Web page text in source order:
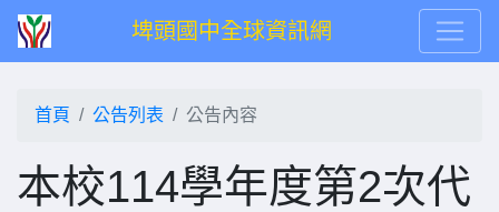
埤頭國中全球資訊網
首頁 公告列表 公告內容
本校114學年度第2次代